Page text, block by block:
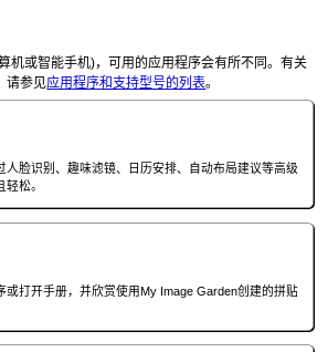
机或智能手机)，可用的应用程序会有所不同。有关
请参见应用程序和支持型号的列表。
人脸识别、趣味滤镜、日历安排、自动布局建议等高级
松。
或打开手册，并欣赏使用My Image Garden创建的拼贴